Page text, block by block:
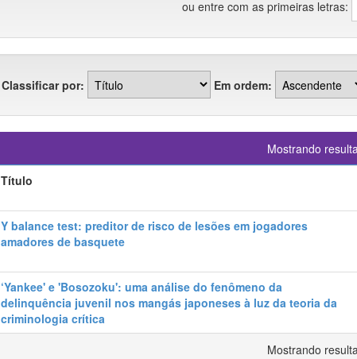
ou entre com as primeiras letras:
Classificar por: Em ordem:
Mostrando
Título
Y balance test: preditor de risco de lesões em jogadores
amadores de basquete
‘Yankee' e 'Bosozoku': uma análise do fenômeno da
delinquência juvenil nos mangás japoneses à luz da teoria da
criminologia crítica
Mostrando